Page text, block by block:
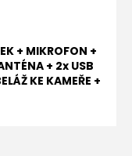
+ MIKROFON +
+ 2x USB
KE KAMEŘE +